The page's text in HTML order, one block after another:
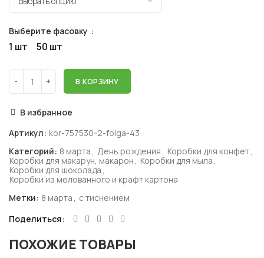
Выберите фасовку
1 шт 50 шт
В КОРЗИНУ
В избранное
Артикул: kor-757530-2-folga-43
Категорий: 8 марта , День рождения , Коробки для конфет,
Коробки для макарун, макарон , Коробки для мыла ,
Коробки для шоколада ,
Коробки из мелованного и крафт картона
Метки: 8 марта , с тиснением
Поделиться
ПОХОЖИЕ ТОВАРЫ